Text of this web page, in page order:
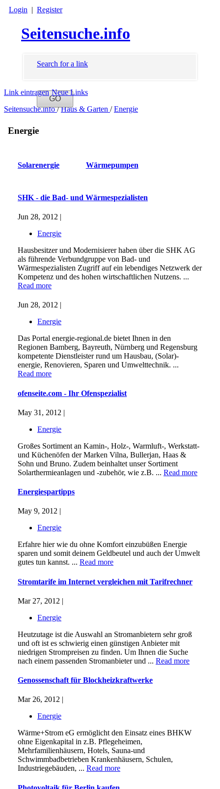
Login | Register
Seitensuche.info
Search for a link
Link eintragen Neue Links
Seitensuche.info/ Haus & Garten / Energie
Energie
Solarenergie Wärmepumpen
SHK - die Bad- und Wärmespezialisten
Jun 28, 2012 |
Energie
Hausbesitzer und Modernisierer haben über die SHK AG
als führende Verbundgruppe von Bad- und
Wärmespezialisten Zugriff auf ein lebendiges Netzwerk der
Kompetenz und des hohen wirtschaftlichen Nutzens. ...
Read more
Jun 28, 2012 |
Energie
Das Portal energie-regional.de bietet Ihnen in den
Regionen Bamberg, Bayreuth, Nürnberg und Regensburg
kompetente Dienstleister rund um Hausbau, (Solar)-
energie, Renovieren, Sparen und Umwelttechnik. ...
Read more
ofenseite.com - Ihr Ofenspezialist
May 31, 2012 |
Energie
Großes Sortiment an Kamin-, Holz-, Warmluft-, Werkstatt-
und Küchenöfen der Marken Vilna, Bullerjan, Haas &
Sohn und Bruno. Zudem beinhaltet unser Sortiment
Solarthermieanlagen und -zubehör, wie z.B. ... Read more
Energiespartipps
May 9, 2012 |
Energie
Erfahre hier wie du ohne Komfort einzubüßen Energie
sparen und somit deinem Geldbeutel und auch der Umwelt
gutes tun kannst. ... Read more
Stromtarife im Internet vergleichen mit Tarifrechner
Mar 27, 2012 |
Energie
Heutzutage ist die Auswahl an Stromanbietern sehr groß
und oft ist es schwierig einen günstigen Anbieter mit
niedrigen Strompreisen zu finden. Um Ihnen die Suche
nach einem passenden Stromanbieter und ... Read more
Genossenschaft für Blockheizkraftwerke
Mar 26, 2012 |
Energie
Wärme+Strom eG ermöglicht den Einsatz eines BHKW
ohne Eigenkapital in z.B. Pflegeheimen,
Mehrfamilienhäusern, Hotels, Sauna-und
Schwimmbadbetrieben Krankenhäusern, Schulen,
Industriegebäuden, ... Read more